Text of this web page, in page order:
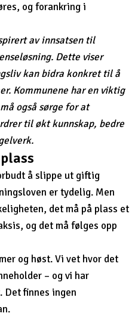
og forankring i
av innsatsen til
Dette viser
kan bidra konkret til å
Kommunene har en viktig
også sørge for at
til økt kunnskap, bedre
å slippe ut giftig
er tydelig. Men
det må på plass et
og det må følges opp
og høst. Vi vet hvor det
– og vi har
finnes ingen